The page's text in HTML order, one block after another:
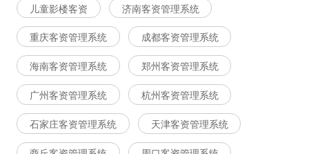
儿童影楼客资 济南客资管理系统
重庆客资管理系统 成都客资管理系统
海南客资管理系统 郑州客资管理系统
广州客资管理系统 杭州客资管理系统
石家庄客资管理系统 天津客资管理系统